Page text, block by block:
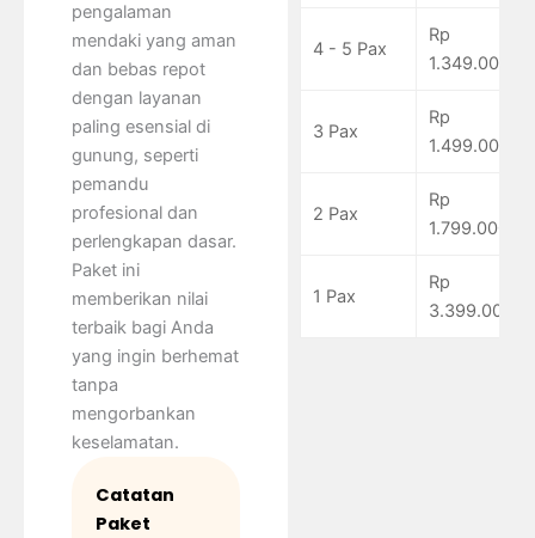
pengalaman
mendaki yang aman
dan bebas repot
dengan layanan
paling esensial di
gunung, seperti
pemandu
profesional dan
perlengkapan dasar.
Paket ini
memberikan nilai
terbaik bagi Anda
yang ingin berhemat
tanpa
mengorbankan
keselamatan.
Catatan
Paket
4 - 5 Pax
Rp
1.349.000
3 Pax
Rp
1.499.000
2 Pax
Rp
1.799.000
1 Pax
Rp
3.399.000